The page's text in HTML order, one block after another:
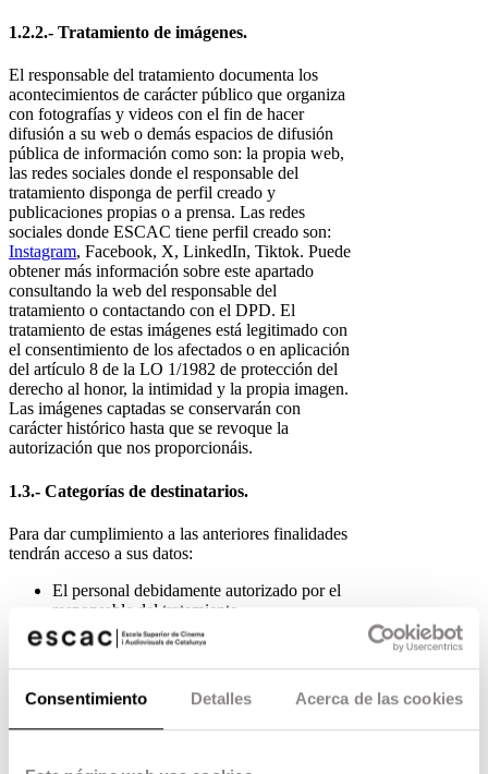
Consentimiento Detalles Acerca de las cookies
1.2.2.- Tratamiento de imágenes.
El responsable del tratamiento documenta los
acontecimientos de carácter público que organiza
con fotografías y videos con el fin de hacer
difusión a su web o demás espacios de difusión
pública de información como son: la propia web,
las redes sociales donde el responsable del
tratamiento disponga de perfil creado y
publicaciones propias o a prensa. Las redes
sociales donde ESCAC tiene perfil creado son:
Instagram, Facebook, X, LinkedIn, Tiktok. Puede
obtener más información sobre este apartado
consultando la web del responsable del
tratamiento o contactando con el DPD. El
tratamiento de estas imágenes está legitimado con
el consentimiento de los afectados o en aplicación
del artículo 8 de la LO 1/1982 de protección del
derecho al honor, la intimidad y la propia imagen.
Las imágenes captadas se conservarán con
carácter histórico hasta que se revoque la
autorización que nos proporcionáis.
1.3.- Categorías de destinatarios.
Para dar cumplimiento a las anteriores finalidades
tendrán acceso a sus datos:
El personal debidamente autorizado por el
responsable del tratamiento.
Los proveedores necesarios para dar
cumplimiento a su demanda.
La administración pública en el ámbito de
sus competencias.
Puede ampliar esta información consultando al